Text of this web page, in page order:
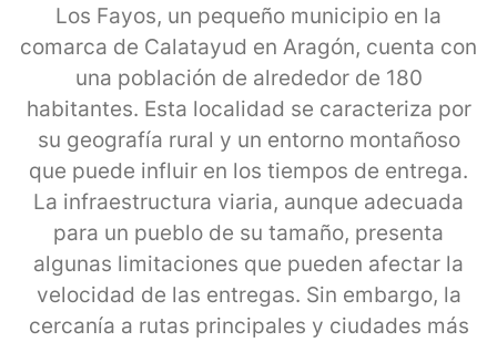
Los Fayos, un pequeño municipio en la
comarca de Calatayud en Aragón, cuenta con
una población de alrededor de 180
habitantes. Esta localidad se caracteriza por
su geografía rural y un entorno montañoso
que puede influir en los tiempos de entrega.
La infraestructura viaria, aunque adecuada
para un pueblo de su tamaño, presenta
algunas limitaciones que pueden afectar la
velocidad de las entregas. Sin embargo, la
cercanía a rutas principales y ciudades más